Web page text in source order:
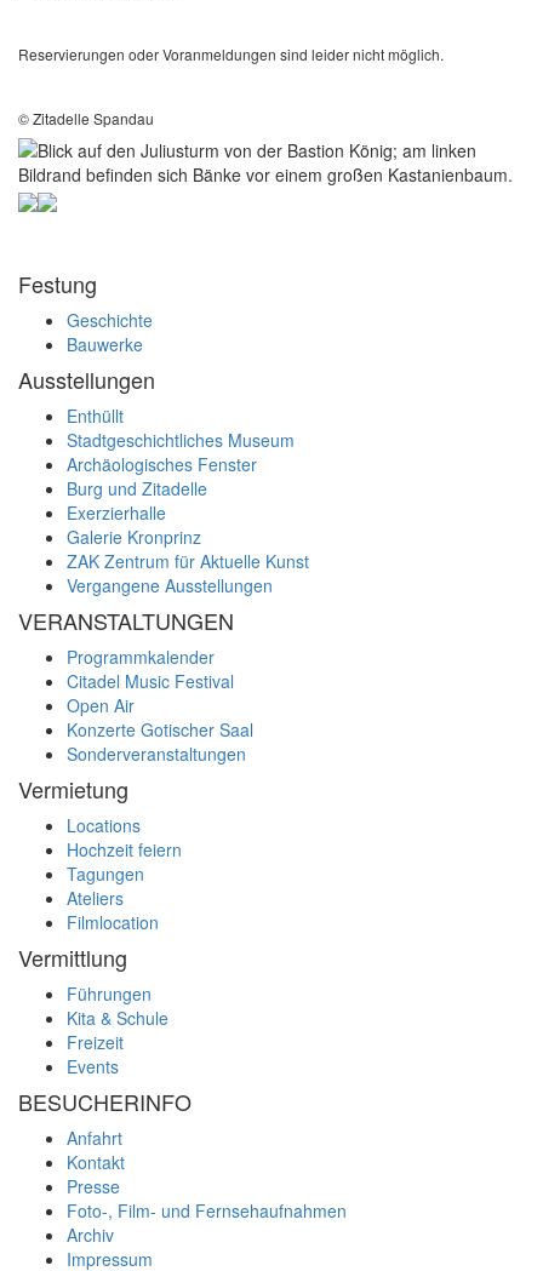
Reservierungen oder Voranmeldungen sind leider nicht möglich.
© Zitadelle Spandau
Festung
Geschichte
Bauwerke
Ausstellungen
Enthüllt
Stadtgeschichtliches Museum
Archäologisches Fenster
Burg und Zitadelle
Exerzierhalle
Galerie Kronprinz
ZAK Zentrum für Aktuelle Kunst
Vergangene Ausstellungen
VERANSTALTUNGEN
Programmkalender
Citadel Music Festival
Open Air
Konzerte Gotischer Saal
Sonderveranstaltungen
Vermietung
Locations
Hochzeit feiern
Tagungen
Ateliers
Filmlocation
Vermittlung
Führungen
Kita & Schule
Freizeit
Events
BESUCHERINFO
Anfahrt
Kontakt
Presse
Foto-, Film- und Fernsehaufnahmen
Archiv
Impressum